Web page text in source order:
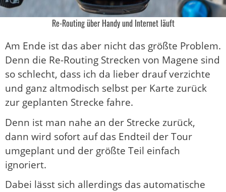
Re-Routing über Handy und Internet läuft
Am Ende ist das aber nicht das größte Problem.
Denn die Re-Routing Strecken von Magene sind
so schlecht, dass ich da lieber drauf verzichte
und ganz altmodisch selbst per Karte zurück
zur geplanten Strecke fahre.
Denn ist man nahe an der Strecke zurück,
dann wird sofort auf das Endteil der Tour
umgeplant und der größte Teil einfach
ignoriert.
Dabei lässt sich allerdings das automatische